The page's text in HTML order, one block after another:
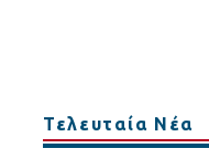
Τελευταία Νέα